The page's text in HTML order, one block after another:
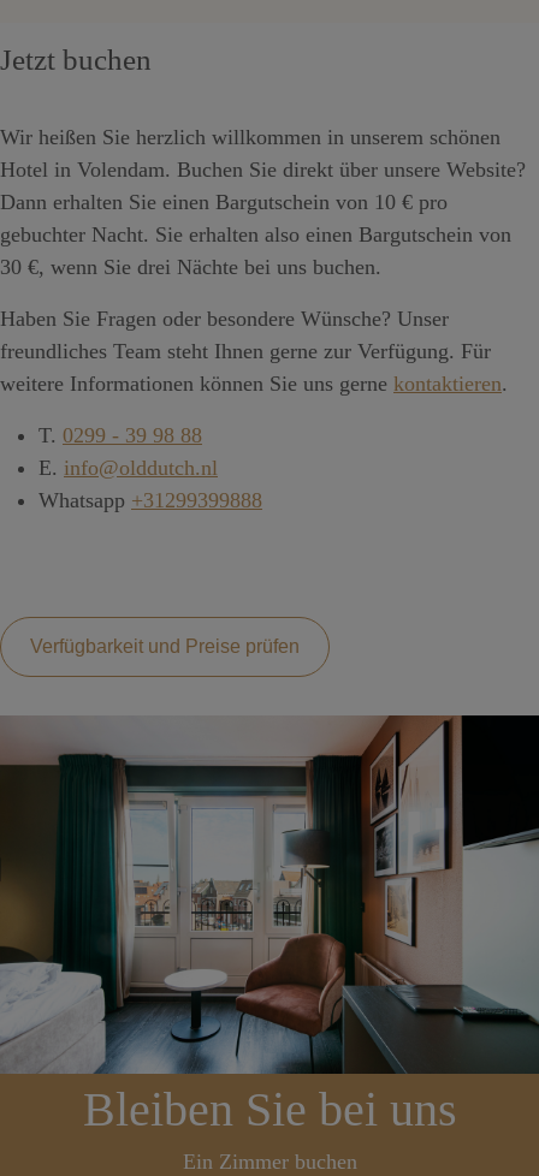
Jetzt buchen
Wir heißen Sie herzlich willkommen in unserem schönen
Hotel in Volendam. Buchen Sie direkt über unsere Website?
Dann erhalten Sie einen Bargutschein von 10 € pro
gebuchter Nacht. Sie erhalten also einen Bargutschein von
30 €, wenn Sie drei Nächte bei uns buchen.
Haben Sie Fragen oder besondere Wünsche? Unser
freundliches Team steht Ihnen gerne zur Verfügung. Für
weitere Informationen können Sie uns gerne kontaktieren.
T. 0299 - 39 98 88
E. info@olddutch.nl
Whatsapp +31299399888
Verfügbarkeit und Preise prüfen
Bleiben Sie bei uns
Ein Zimmer buchen